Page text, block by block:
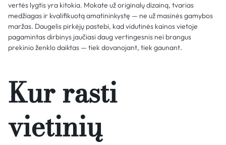
vertės lygtis yra kitokia. Mokate už originalų dizainą, tvarias
medžiagas ir kvalifikuotą amatininkystę — ne už masinės gamybos
maržas. Daugelis pirkėjų pastebi, kad vidutinės kainos vietoje
pagamintas dirbinys jaučiasi daug vertingesnis nei brangus
prekinio ženklo daiktas — tiek dovanojant, tiek gaunant.
Kur rasti
vietinių